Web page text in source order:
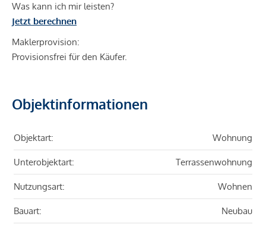
Was kann ich mir leisten?
Jetzt berechnen
Maklerprovision:
Provisionsfrei für den Käufer.
Objektinformationen
Objektart: Wohnung
Unterobjektart: Terrassenwohnung
Nutzungsart: Wohnen
Bauart: Neubau